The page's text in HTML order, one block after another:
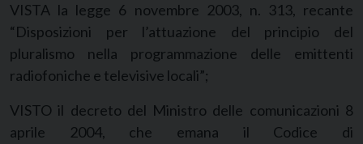
VISTA la legge 6 novembre 2003, n. 313, recante
“Disposizioni per l’attuazione del principio del
pluralismo nella programmazione delle emittenti
radiofoniche e televisive locali”;
VISTO il decreto del Ministro delle comunicazioni 8
aprile 2004, che emana il Codice di